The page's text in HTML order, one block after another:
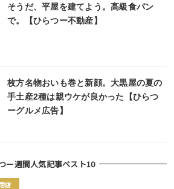
そうだ、平屋を建てよう。高級食パン
で。【ひらつー不動産】
枚方名物おいも巻と新顔。大黒屋の夏の
手土産2種は親ウケが良かった【ひらつ
ーグルメ広告】
ー週間人気記事ベスト10
店